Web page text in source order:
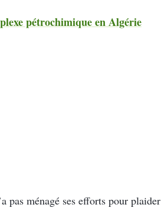
pétrochimique en Algérie
pas ménagé ses efforts pour plaider